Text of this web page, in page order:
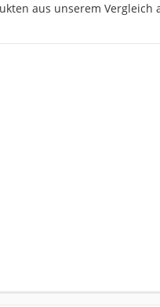
aus unserem Vergleich